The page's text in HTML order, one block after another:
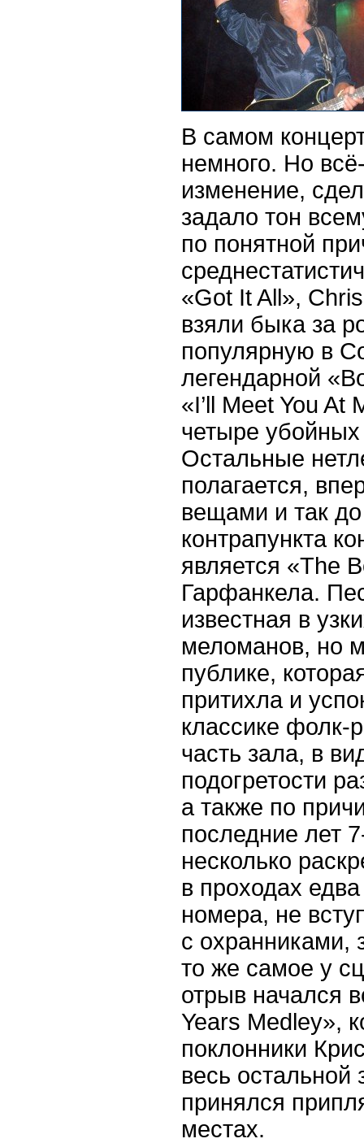
В самом
немного. Но
изменение,
задало тон
по понятной
«Got It All»,
взяли быка за
популярную в
легендарной
«I’ll Meet You
четыре
Остальные
полагается,
вещами и так до
контрапункта
является «The
Гарфанкела.
известная в
меломанов, но
публике,
притихла и
классике фолк-
часть зала, в
подогретости
а также по
последние лет
несколько
в проходах
номера, не
с охранниками,
то же самое у
отрыв начался
Years Medley»,
поклонники
весь остальной
принялся
местах.